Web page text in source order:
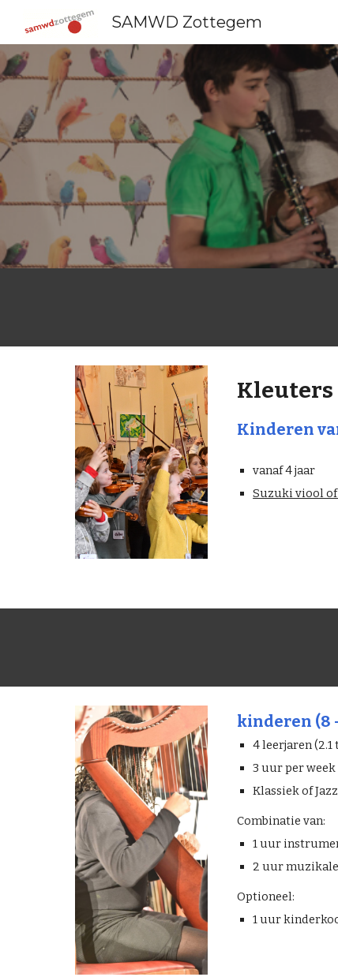
SAMWD Zottegem
Kleuters
Kinderen
vanaf 4 jaar
Suzuki viool
kinderen (8
4 leerjaren (2.1
3 uur per week
Klassiek of
Combinatie van:
1 uur
2 uur
Optioneel:
1 uur